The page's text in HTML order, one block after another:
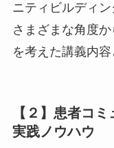
ニティビルディン
さまざまな角度
を考えた講義内容
【２】患者コ
実践ノウハウ